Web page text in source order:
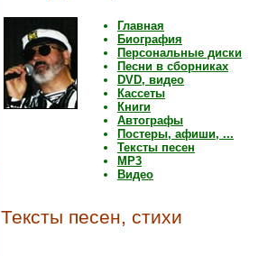
Главная
Биография
Персональные диски
Песни в сборниках
DVD, видео
Кассеты
Книги
Автографы
Постеры, афиши, ...
Тексты песен
MP3
Видео
Тексты песен, стихи